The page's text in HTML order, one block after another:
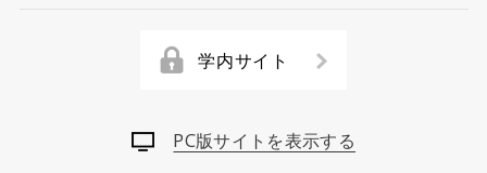
学内サイト
PC版サイトを表示する